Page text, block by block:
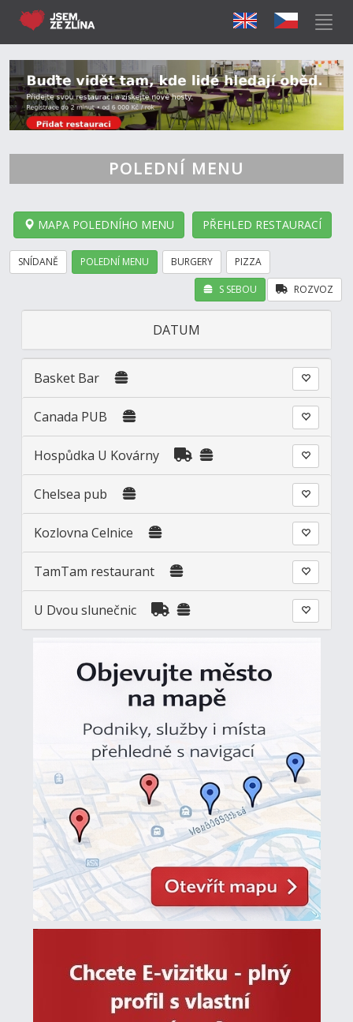
POLEDNÍ MENU
MAPA POLEDNÍHO MENU PŘEHLED RESTAURACÍ
SNÍDANĚ POLEDNÍ MENU BURGERY PIZZA
ROZVOZ
S SEBOU
DATUM
Basket Bar
Canada PUB
Hospůdka U Kovárny
Chelsea pub
Kozlovna Celnice
TamTam restaurant
U Dvou slunečnic